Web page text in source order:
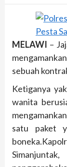
MELAWI –
sebuah
Ketiganya
wanita
satu paket